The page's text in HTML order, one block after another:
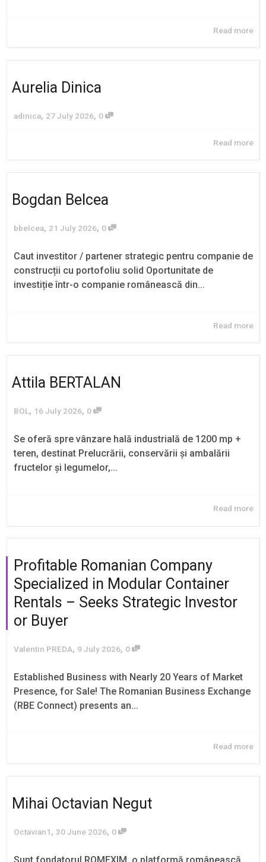
Read more
Aurelia Dinica
adinica, 27 July 2026, 0
Read more
Bogdan Belcea
bbelcea, 21 July 2026, 0
Caut investitor / partener strategic pentru companie de
construcții cu portofoliu solid Oportunitate de
investiție într-o companie românească din...
Read more
Attila BERTALAN
BOL , 16 July 2026, 0
Se oferă spre vânzare hală industrială de 1200 mp +
teren, destinat Prelucrării, conservării și ambalării
fructelor și legumelor,...
Read more
Profitable Romanian Company
Specialized in Modular Container
Rentals – Seeks Strategic Investor
or Buyer
Valentin PREDA, 9 July 2026, 0
Established Business with Nearly 20 Years of Market
Presence, for Sale! The Romanian Business Exchange
(RBE Connect) presents an...
Read more
Mihai Octavian Negut
Octavian1, 30 June 2026, 0
Sunt fondatorul ROMEXIM, o platformă românească